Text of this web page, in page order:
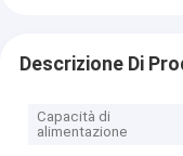
Descrizione Di
Capacità di
alimentazione